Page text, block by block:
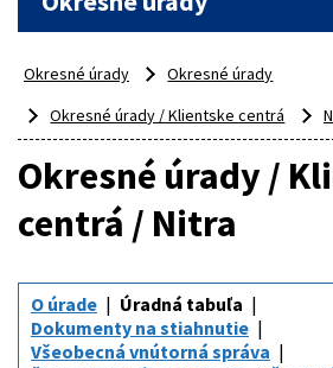
Okresné úrady
Okresné úrady
Okresné úrady / Klientske centrá
Okresné úrady /
centrá / Nitra
O úrade
Úradná tabuľa
Dokumenty na stiahnutie
Všeobecná vnútorná správa